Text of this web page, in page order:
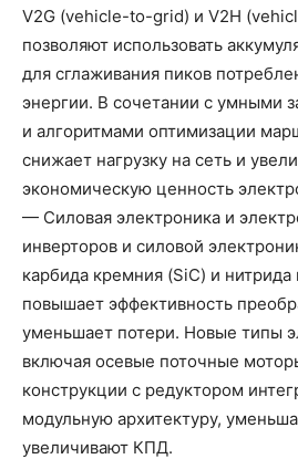
V2G (vehicle-to-grid) и V2H
позволяют использовать
для сглаживания пиков
энергии. В сочетании с умными
и алгоритмами оптимизации
снижает нагрузку на сеть и
экономическую ценность
— Силовая электроника и
инверторов и силовой
карбида кремния (SiC) и нитрида
повышает эффективность
уменьшает потери. Новые типы
включая осевые поточные
конструкции с редуктором
модульную архитектуру,
увеличивают КПД.